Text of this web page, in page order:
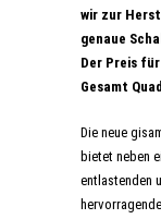
wir zur
genaue
Der Preis
Gesamt
Die neue
bietet neben
entlastenden